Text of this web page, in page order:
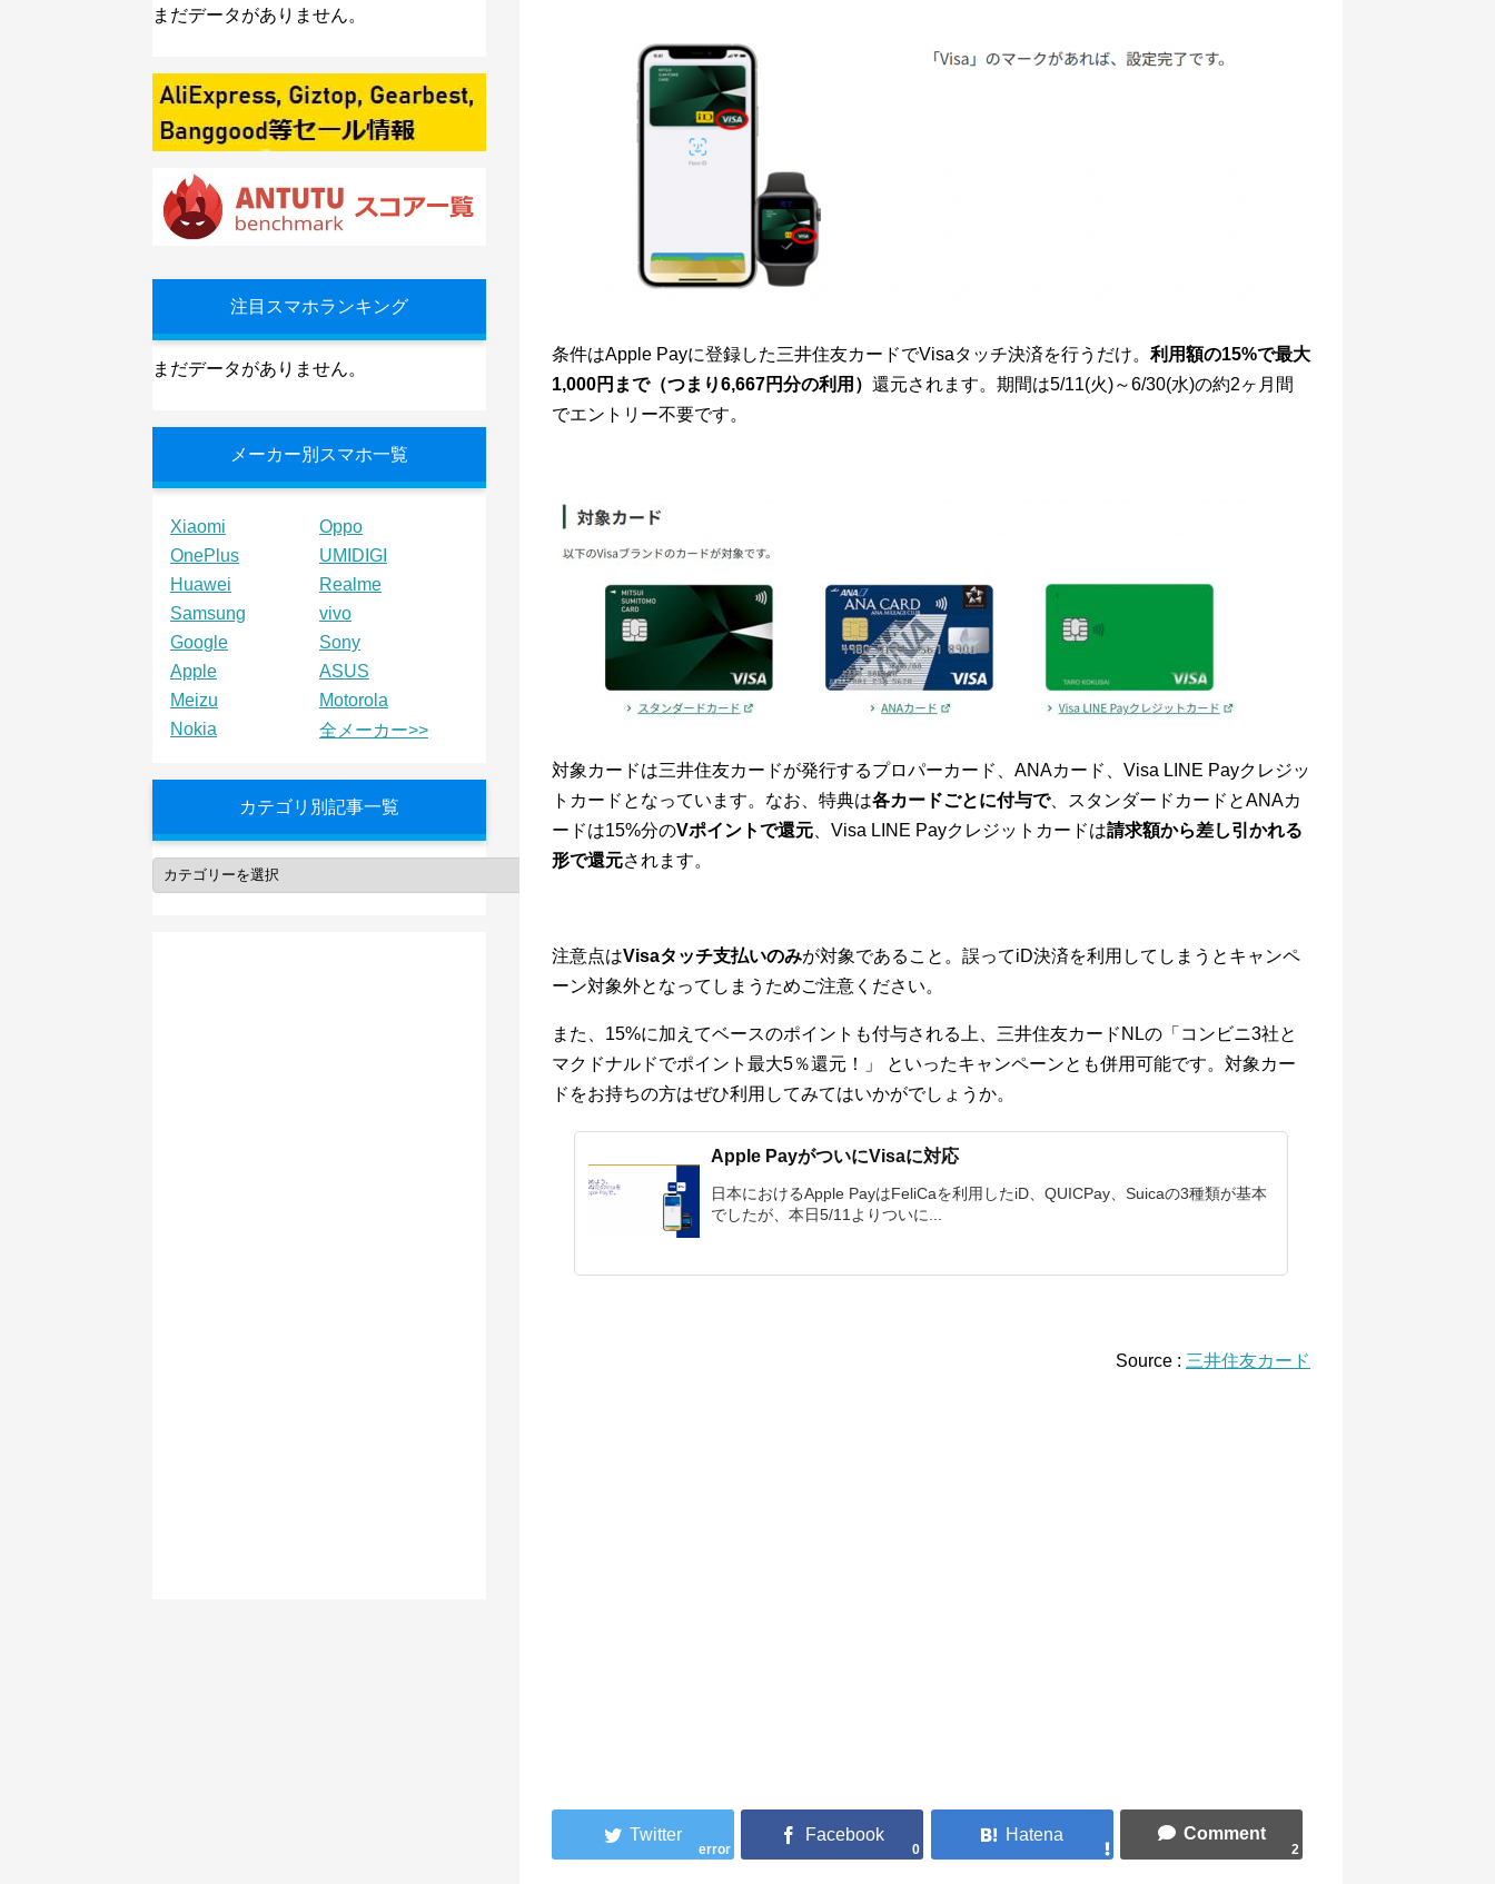
条件はApple Payに登録した三井住友カードでVisaタッチ決済を行うだけ。 利用額の15%で最大
1,000円まで（つまり6,667円分の利用） 還元されます。期間は5/11(火)～6/30(水)の約2ヶ月間
でエントリー不要です。
対象カードは三井住友カードが発行するプロパーカード、ANAカード、Visa LINE Payクレジッ
トカードとなっています。なお、特典は各カードごとに付与で、スタンダードカードとANAカ
ードは15%分のVポイントで還元 、Visa LINE Payクレジットカードは請求額から差し引かれる
形で還元されます。
注意点はVisaタッチ支払いのみが対象であること。誤ってiD決済を利用してしまうとキャンペ
ーン対象外となってしまうためご注意ください。
また、15%に加えてベースのポイントも付与される上、三井住友カードNLの 「コンビニ3社と
マクドナルドでポイント最大5％還元！」 といったキャンペーンとも併用可能です。対象カー
ドをお持ちの方はぜひ利用してみてはいかがでしょうか。
Apple PayがついにVisaに対応
日本におけるApple PayはFeliCaを利用したiD、QUICPay、Suicaの3種類が基本
でしたが、本日5/11よりついに...
Source : 三井住友カード
error 0 2
まだデータがありません。
注目スマホランキング
まだデータがありません。
メーカー別スマホ一覧
Xiaomi
Oppo
OnePlus
UMIDIGI
Huawei
Realme
Samsung
vivo
Google
Sony
Apple
ASUS
Meizu
Motorola
Nokia
全メーカー>>
カテゴリ別記事一覧